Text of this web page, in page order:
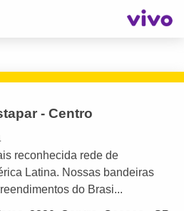
- Centro
reconhecida rede de
Latina. Nossas bandeiras
do Brasi...